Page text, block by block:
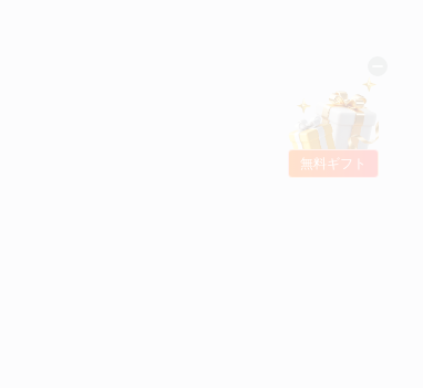
無料ギフト